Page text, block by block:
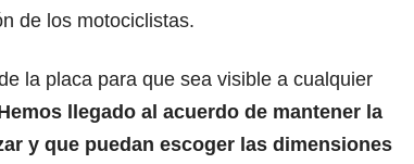
de los motociclistas.
la placa para que sea visible a cualquier
llegado al acuerdo de mantener la
y que puedan escoger las dimensiones